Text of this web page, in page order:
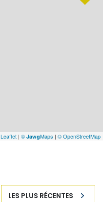
Leaflet | © JawgMaps | © OpenStreetMap
LES PLUS RÉCENTES